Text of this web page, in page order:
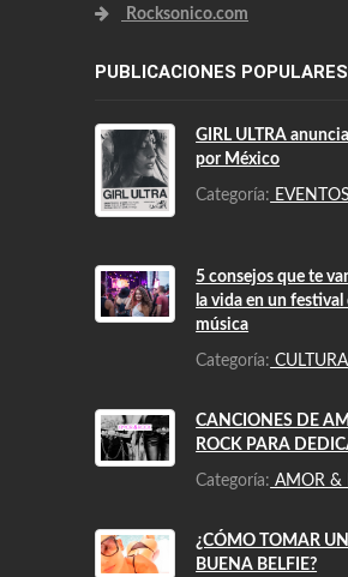
Rocksonico.com
PUBLICACIONES POPULARES
GIRL ULTRA
por México
Categoría: EVENTOS
5 consejos que te
la vida en un festival
música
Categoría: CULTURA
CANCIONES DE
ROCK PARA
Categoría: AMOR &
¿CÓMO TOMAR
BUENA BELFIE?